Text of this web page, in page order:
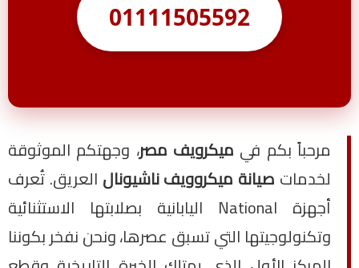
01111505592
مرحباً بكم في ميكرويف مصر، وجهتكم الموثوقة
لخدمات صيانة ميكروويف ناشيونال العريق. تُعرف
أجهزة National اليابانية بصلابتها الاستثنائية
وتكنولوجيتها التي تسبق عصرها، ونحن نفخر بكوننا